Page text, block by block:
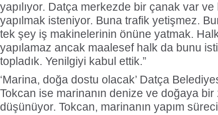
yapılıyor. Datça merkezde bir çanak var
yapılmak isteniyor. Buna trafik yetişmez.
tek şey iş makinelerinin önüne yatmak.
yapılamaz ancak maalesef halk da bunu
topladık. Yenilgiyi kabul ettik.”
‘Marina, doğa dostu olacak’ Datça
Tokcan ise marinanın denize ve doğaya bir
düşünüyor. Tokcan, marinanın yapım